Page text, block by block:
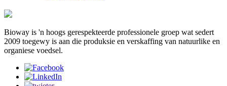
Bioway is 'n hoogs gerespekteerde professionele groep wat sedert
2009 toegewy is aan die produksie en verskaffing van natuurlike en
organiese voedsel.